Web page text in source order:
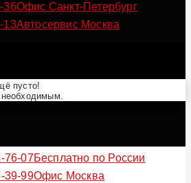
36Офис Санкт-Петербург
13Автосервис Москва
пусто!
76-07Бесплатно по России
39-99Офис Москва